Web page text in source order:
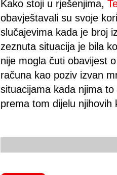
Kako stoji u rješenjima,
obavještavali su svoje
slučajevima kada je broj
zeznuta situacija je bila
nije mogla čuti obavijest
računa kao poziv izvan
situacijama kada njima
prema tom dijelu njihovih